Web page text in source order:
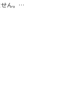
直接議論しながら進
のように事業を成長
ことが、このポジシ
ん。
分で企画する。
だきます。
経験